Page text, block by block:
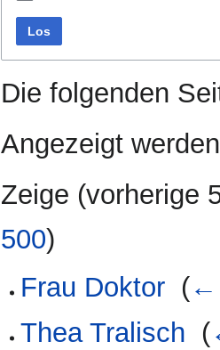
Los
Die folgenden
Angezeigt
Zeige (vorherige
500)
Frau Doktor (←
Thea Tralisch (